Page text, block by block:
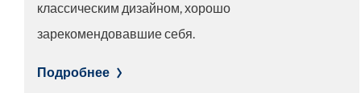
классическим дизайном, хорошо
зарекомендовавшие себя.
Подробнее